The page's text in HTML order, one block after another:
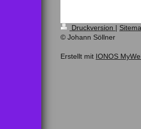
Druckversion |
© Johann Söllner
Erstellt mit IONOS